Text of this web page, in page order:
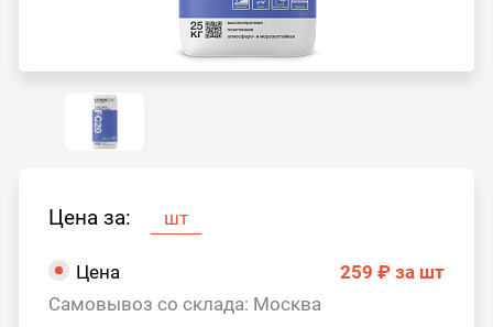
Цена за: шт
Цена 259 ₽ за шт
Самовывоз со склада: Москва